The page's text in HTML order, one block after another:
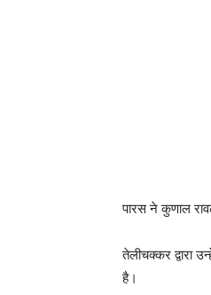
पारस ने कुणाल
तेलीचक्कर द्वारा
है।